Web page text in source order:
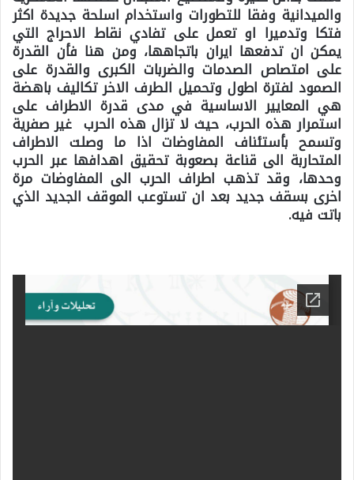
والميدانية وفقا للتطورات واستخدام اسلحة جديدة اكثر
فتكا وتدميرا او تعمل على تفادي نقاط الاحراج التي
يمكن ان تدفعها ايران باتجاهها، ومن هنا فأن القدرة
على امتصاص الصدمات والضربات الكبرى والقدرة على
الصمود لفترة اطول وتحميل الطرف الاخر تكاليف باهضة
هي المعايير الاساسية في مدى قدرة الاطراف على
استمرار هذه الحرب، حيث لا تزال هذه الحرب غير صفرية
وتسمح بأستئناف المفاوضات اذا ما وصلت الاطراف
المتحاربة الى قناعة بصعوبة تحقيق اهدافها عبر الحرب
وحدها، وقد تذهب اطراف الحرب الى المفاوضات مرة
اخرى بسقف جديد بعد ان تستوعب الموقف الجديد الذي
باتت فيه.